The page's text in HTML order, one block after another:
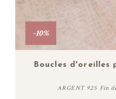
-10%
Boucles
ARGENT 925 Fin